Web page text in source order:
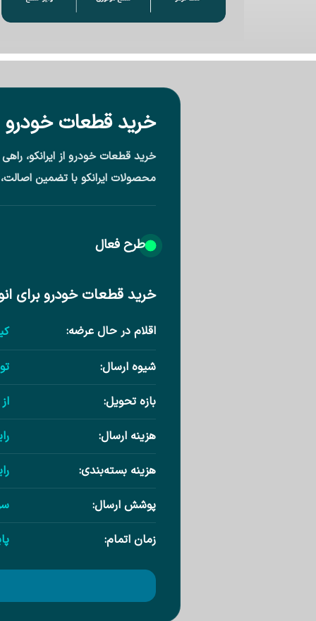
خرید قطعات خودرو
خرید قطعات خودرو از ایرانکو،
محصولات ایرانکو با تضمین
طرح فعال
خرید قطعات خودرو برای
اقلام در حال عرضه:
شیوه ارسال:
بازه تحویل: از ۱ تا ۳ روز کاری
هزینه ارسال:
هزینه بسته‌بندی:
پوشش ارسال:
زمان اتمام: